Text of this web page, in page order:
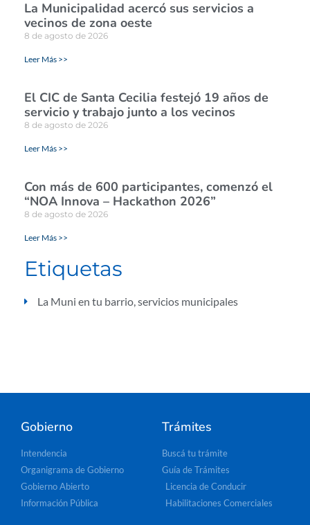
La Municipalidad acercó sus servicios a
vecinos de zona oeste
8 de agosto de 2026
Leer Más >>
El CIC de Santa Cecilia festejó 19 años de
servicio y trabajo junto a los vecinos
8 de agosto de 2026
Leer Más >>
Con más de 600 participantes, comenzó el
“NOA Innova – Hackathon 2026”
8 de agosto de 2026
Leer Más >>
Etiquetas
La Muni en tu barrio,servicios municipales
Gobierno
Intendencia
Organigrama de Gobierno
Gobierno Abierto
Información Pública
Trámites
Buscá tu trámite
Guía de Trámites
Licencia de Conducir
Habilitaciones Comerciales